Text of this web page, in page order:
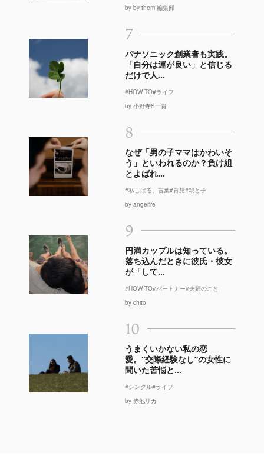
by by them 編集部
7
パナソニック創業者も実践。
「自分は運が良い」と信じる
だけで人...
#HOW TO#ライフ
by 小野寺S一貴
8
なぜ「男の子ママはかわいそ
う」といわれるのか？負け組
とよばれ...
#私しばる、言葉#育児#親と子
by angerire
9
円満カップルは知っている。
落ち込んだときに彼氏・彼女
が「して...
#HOW TO#パートナー#夫婦のこと
by chito
10
うまくいかない私の恋
愛。“交際経験なし”の女性に
聞いた苦悩と...
#シングル#ライフ
by 赤池リカ